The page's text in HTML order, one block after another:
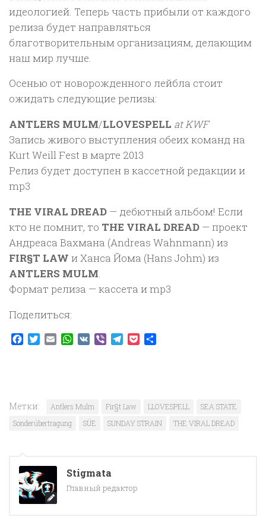
идеологией. Теперь часть прибыли от каждого
релиза будет направляться
благотворительным организациям, делающим
наш мир лучше.
Осенью от новорожденного лейбла стоит
ожидать следующие релизы:
ANTLERS MULM/LLOVESPELL at KWF
Запись живого выступления обеих команд на
Kurt Weill Fest в марте 2013
Релиз будет доступен в кассетной редакции и
mp3
THE VIRAL DREAD — дебютный альбом! Если
кто не помнит, то THE VIRAL DREAD — проект
Андреаса Вахмана (Andreas Wahnmann) из
FIR§T LAW и Ханса Йома (Hans Johm) из
ANTLERS MULM.
Формат релиза — кассета и mp3
Поделиться:
Facebook
TwitterEmailWhatsApp
VK ViberTelegram
Pocket
Метки: Antlers Mulm Fir§t Law LLOVESPELL
SEA STATE
Sonderübertragung
SÜE SUNDAY STRAIN THE VIRAL DREAD
Stigmata
Главный редактор